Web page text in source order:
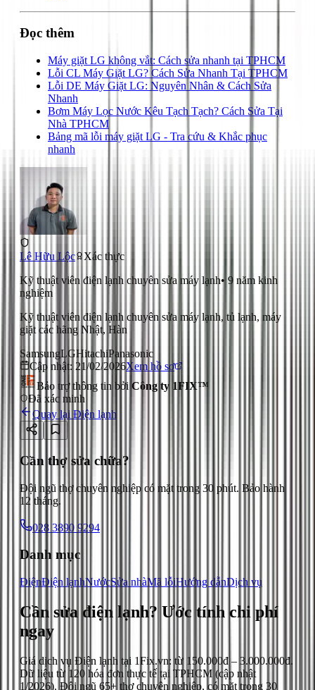
Đọc thêm
Máy giặt LG không vắt: Cách sửa nhanh tại TPHCM
Lỗi CL Máy Giặt LG? Cách Sửa Nhanh Tại TPHCM
Lỗi DE Máy Giặt LG: Nguyên Nhân & Cách Sửa
Nhanh
Bơm Máy Lọc Nước Kêu Tạch Tạch? Cách Sửa Tại
Nhà TPHCM
Bảng mã lỗi máy giặt LG - Tra cứu & Khắc phục
nhanh
Lê Hữu Lộc
Xác thực
Kỹ thuật viên điện lạnh chuyên sửa máy lạnh• 9 năm kinh
nghiệm
Kỹ thuật viên điện lạnh chuyên sửa máy lạnh, tủ lạnh, máy
giặt các hãng Nhật, Hàn
SamsungLGHitachiPanasonic
Cập nhật: 21/02/2026Xem hồ sơ
Bảo trợ thông tin bởi Công ty 1FIX™
Đã xác minh
Quay lại Điện lạnh
Cần thợ sửa chữa?
Đội ngũ thợ chuyên nghiệp có mặt trong 30 phút. Bảo hành
12 tháng.
028 3890 9294
Danh mục
ĐiệnĐiện lạnhNướcSửa nhàMã lỗiHướng dẫnDịch vụ
Cần sửa điện lạnh? Ước tính chi phí
ngay
Giá dịch vụ Điện lạnh tại 1Fix.vn: từ 150.000đ – 3.000.000đ.
Dữ liệu từ 120 hóa đơn thực tế tại TPHCM (cập nhật
1/2026). Đội ngũ 65+ thợ chuyên nghiệp, có mặt trong 30